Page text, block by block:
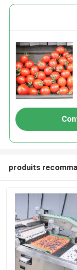
produits